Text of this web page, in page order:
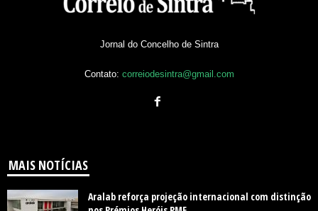
Jornal do Concelho de Sintra
Contato: correiodesintra@gmail.com
MAIS NOTÍCIAS
Aralab reforça projeção internacional com distinção